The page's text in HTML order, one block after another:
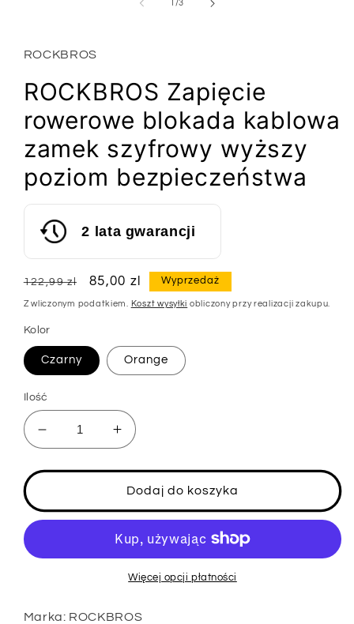
/z3
ROCKBROS
ROCKBROS Zapięcie
rowerowe blokada kablowa
zamek szyfrowy wyższy
poziom bezpieczeństwa
2 lata gwarancji
Cena
regularna
122,99 zl
Cena
sprzedaży
85,00 zl Wyprzedaż
Z wliczonym podatkiem. Koszt wysyłki obliczony przy realizacji zakupu.
Kolor
Czarny Orange
Ilość
Zmniejsz
ilość
dla
ROCKBROS
Zapięcie
rowerowe
kablowa
wyższy
Zwiększ
ilość
dla
ROCKBROS
Zapięcie
rowerowe
blokada
kablowa
zamek
wyższy
Dodaj do koszyka
Więcej opcji płatności
Marka: ROCKBROS